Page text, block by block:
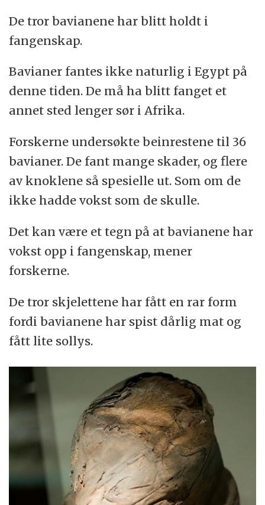
De tror bavianene har blitt holdt i
fangenskap.
Bavianer fantes ikke naturlig i Egypt på
denne tiden. De må ha blitt fanget et
annet sted lenger sør i Afrika.
Forskerne undersøkte beinrestene til 36
bavianer. De fant mange skader, og flere
av knoklene så spesielle ut. Som om de
ikke hadde vokst som de skulle.
Det kan være et tegn på at bavianene har
vokst opp i fangenskap, mener
forskerne.
De tror skjelettene har fått en rar form
fordi bavianene har spist dårlig mat og
fått lite sollys.